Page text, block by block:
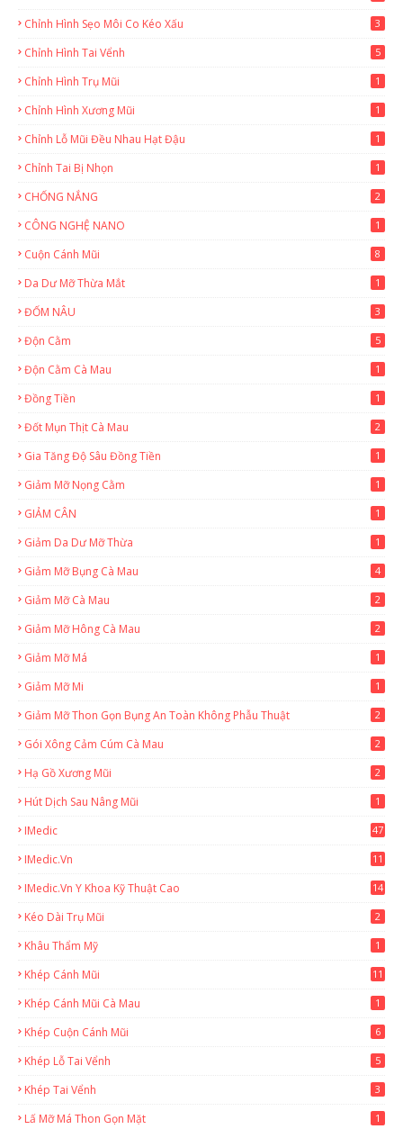
Chỉnh Hình Sẹo Môi Co Kéo Xấu 3
Chỉnh Hình Tai Vểnh 5
Chỉnh Hình Trụ Mũi 1
Chỉnh Hình Xương Mũi 1
Chỉnh Lỗ Mũi Đều Nhau Hạt Đậu 1
Chỉnh Tai Bị Nhọn 1
CHỐNG NẮNG 2
CÔNG NGHỆ NANO 1
Cuộn Cánh Mũi 8
Da Dư Mỡ Thừa Mắt 1
ĐỐM NÂU 3
Độn Cằm 5
Độn Cằm Cà Mau 1
Đồng Tiền 1
Đốt Mụn Thịt Cà Mau 2
Gia Tăng Độ Sâu Đồng Tiền 1
Giảm Mỡ Nọng Cằm 1
GIẢM CÂN 1
Giảm Da Dư Mỡ Thừa 1
Giảm Mỡ Bụng Cà Mau 4
Giảm Mỡ Cà Mau 2
Giảm Mỡ Hông Cà Mau 2
Giảm Mỡ Má 1
Giảm Mỡ Mi 1
Giảm Mỡ Thon Gọn Bụng An Toàn Không Phẫu Thuật 2
Gói Xông Cảm Cúm Cà Mau 2
Hạ Gồ Xương Mũi 2
Hút Dịch Sau Nâng Mũi 1
IMedic 47
IMedic.vn
11
IMedic.vn Y Khoa Kỹ Thuật Cao 14
Kéo Dài Trụ Mũi 2
Khâu Thẩm Mỹ 1
Khép Cánh Mũi 11
Khép Cánh Mũi Cà Mau 1
Khép Cuộn Cánh Mũi 6
Khép Lỗ Tai Vểnh 5
Khép Tai Vểnh 3
Lấ Mỡ Má Thon Gọn Mặt 1